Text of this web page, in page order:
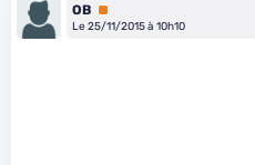
OB Premium
Le 25/11/2015 à 10h10